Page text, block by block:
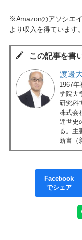
※Amazonのアソシエ
より収入を得ています。
この記事を書
渡邊
1967年
学院大
研究科
株式会
近世史
る。主
新書（
Facebook
でシェア